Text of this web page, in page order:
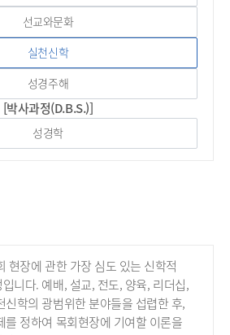
선교와문화
실천신학
성경주해
[박사과정(D.B.S.)]
성경학
현장에 관한 가장 심도 있는 신학적
니다. 예배, 설교, 전도, 양육, 리더십,
신학의 광범위한 분야들을 섭렵한 후,
를 정하여 목회현장에 기여할 이론을